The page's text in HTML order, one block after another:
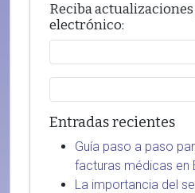
Reciba
electrónico:
Entradas recientes
Guía paso a paso
facturas médicas en
La importancia del